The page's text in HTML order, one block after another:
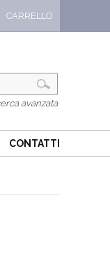
CARRELLO
avanzata
CONTATTI